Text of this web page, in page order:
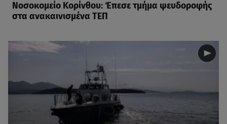
Νοσοκομείο Κορίνθου: Έπεσε τμήμα ψευδοροφής
στα ανακαινισμένα ΤΕΠ